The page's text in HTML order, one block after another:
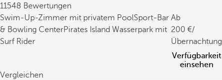
11548 Bewertungen
Swim-Up-Zimmer mit privatem PoolSport-Bar
& Bowling CenterPirates Island Wasserpark mit
Surf Rider
Ab
200
/
Übernachtung
Verfügbarkeit
einsehen
Vergleichen